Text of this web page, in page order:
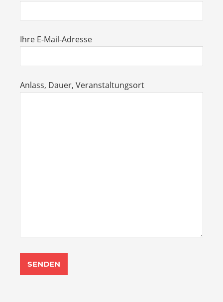
Ihre E-Mail-Adresse
Anlass, Dauer, Veranstaltungsort